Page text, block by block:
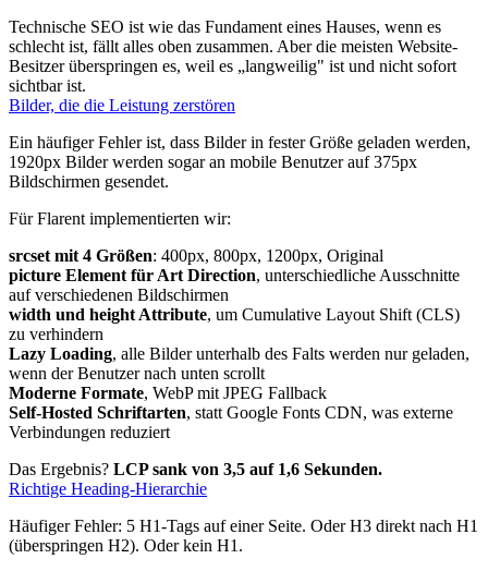
Technische SEO ist wie das Fundament eines Hauses, wenn es
schlecht ist, fällt alles oben zusammen. Aber die meisten Website-
Besitzer überspringen es, weil es „langweilig" ist und nicht sofort
sichtbar ist.
Bilder, die die Leistung zerstören
Ein häufiger Fehler ist, dass Bilder in fester Größe geladen werden,
1920px Bilder werden sogar an mobile Benutzer auf 375px
Bildschirmen gesendet.
Für Flarent implementierten wir:
srcset mit 4 Größen: 400px, 800px, 1200px, Original
picture Element für Art Direction, unterschiedliche Ausschnitte
auf verschiedenen Bildschirmen
width und height Attribute, um Cumulative Layout Shift (CLS)
zu verhindern
Lazy Loading, alle Bilder unterhalb des Falts werden nur geladen,
wenn der Benutzer nach unten scrollt
Moderne Formate, WebP mit JPEG Fallback
Self-Hosted Schriftarten, statt Google Fonts CDN, was externe
Verbindungen reduziert
Das Ergebnis? LCP sank von 3,5 auf 1,6 Sekunden.
Richtige Heading-Hierarchie
Häufiger Fehler: 5 H1-Tags auf einer Seite. Oder H3 direkt nach H1
(überspringen H2). Oder kein H1.